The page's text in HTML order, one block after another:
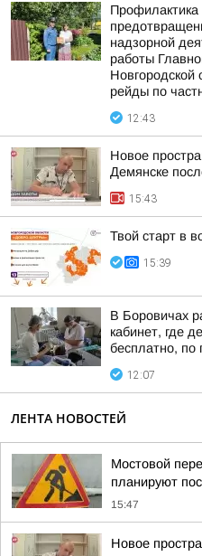
Профилактика
надзорной
работы
Новгородской
рейды по
12:43
Новое
Демянске
15:43
Твой старт в
15:39
В Боровичах
кабинет, где
бесплатно,
12:07
ЛЕНТА НОВОСТЕЙ
Мостовой
планируют
15:47
Новое